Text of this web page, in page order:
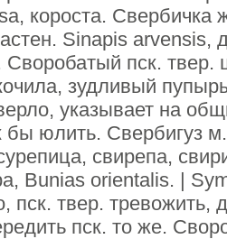
короста. Свербичка
Sinapis arvensis,
Своробатый пск.
зудливый
указывает на
бы юлить. Свербигуз
свирепа,
Bunias orientalis. |
пск. твер. тревожить,
пск. то же.